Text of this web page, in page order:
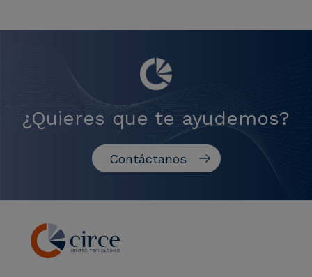
¿Quieres que te ayudemos?
Contáctanos